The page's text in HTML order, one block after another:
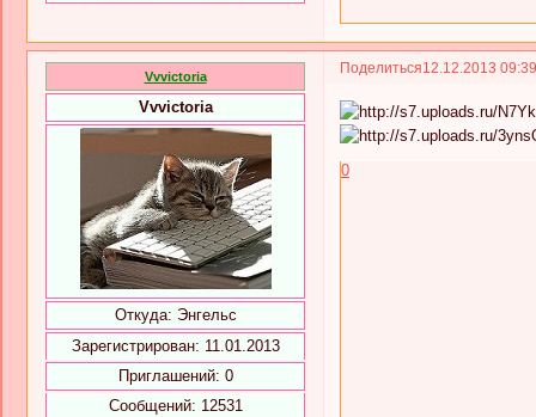
Поделиться12.12.2013
Vvvictoria
Vvvictoria
Откуда: Энгельс
Зарегистрирован: 11.01.2013
Приглашений: 0
Сообщений: 12531
0